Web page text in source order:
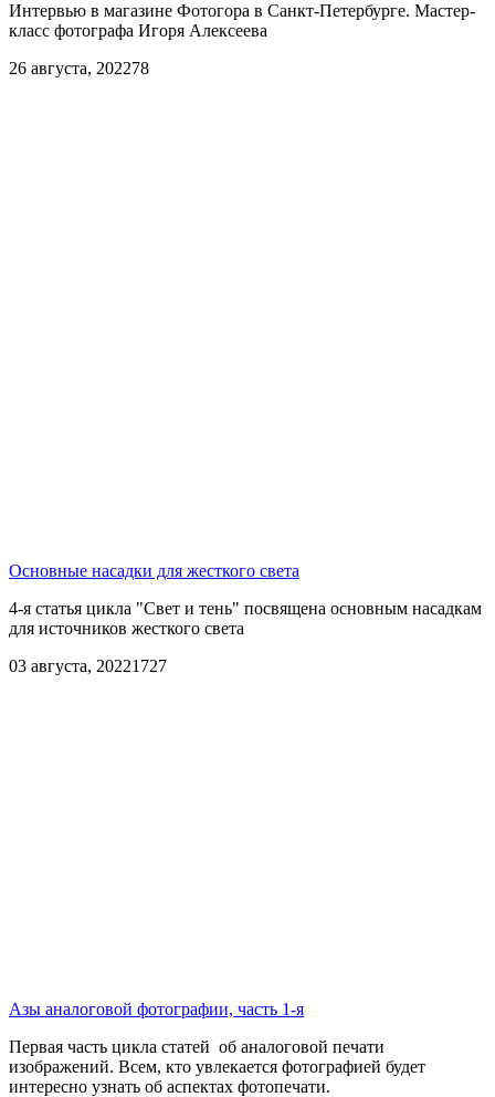
Интервью в магазине Фотогора в Санкт-Петербурге. Мастер-
класс фотографа Игоря Алексеева
26 августа, 202278
Основные насадки для жесткого света
4-я статья цикла "Свет и тень" посвящена основным насадкам
для источников жесткого света
03 августа, 20221727
Азы аналоговой фотографии, часть 1-я
Первая часть цикла статей об аналоговой печати
изображений. Всем, кто увлекается фотографией будет
интересно узнать об аспектах фотопечати.